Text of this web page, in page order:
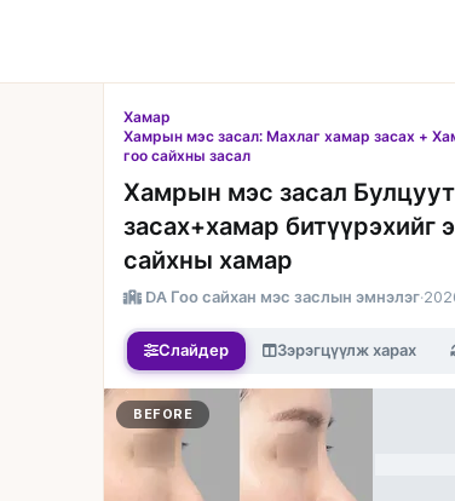
Хамар
Хамрын мэс засал: Махлаг хамар засах +
гоо сайхны засал
Хамрын мэс засал
засах+хамар битүүрэхийг
сайхны хамар
DA Гоо сайхан мэс заслын эмнэлэг·
Слайдер Зэрэгцүүлж харах
BEFORE